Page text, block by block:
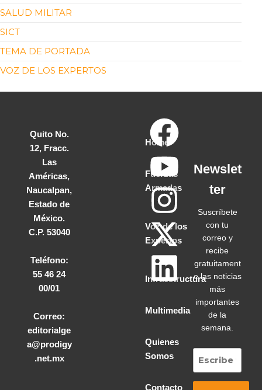
SALUD MILITAR
SICT
TEMA DE PORTADA
VOZ DE LOS EXPERTOS
Quito No.
12, Fracc.
Las
Américas,
Naucalpan,
Estado de
México.
C.P. 53040
Teléfono:
55 46 24
00/01
Correo:
editorialge
a@prodigy
.net.mx
Home
Fuerzas
Armadas
Voz de los
Expertos
Infraestructura
Multimedia
Quienes
Somos
Contacto
Newslet
ter
Suscríbete
con tu
correo y
recibe
gratuitament
e las noticias
más
importantes
de la
semana.